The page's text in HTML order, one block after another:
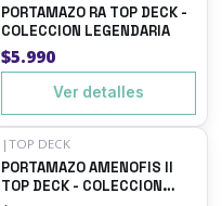
PORTAMAZO RA TOP DECK -
COLECCION LEGENDARIA
$5.990
Ver detalles
Agotado
| TOP DECK
PORTAMAZO AMENOFIS II
TOP DECK - COLECCION